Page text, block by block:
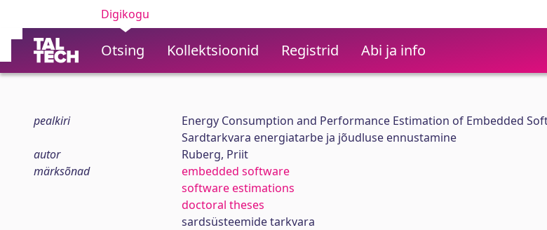
Digikogu
Otsing Kollektsioonid Registrid Abi ja info
pealkiri
Energy Consumption and Performance Estimation of Embedded
Sardtarkvara energiatarbe ja jõudluse ennustamine
autor
Ruberg, Priit
märksõnad
embedded software
software estimations
doctoral theses
sardsüsteemide tarkvara